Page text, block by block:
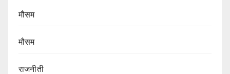
मौसम
मौसम
राजनीती